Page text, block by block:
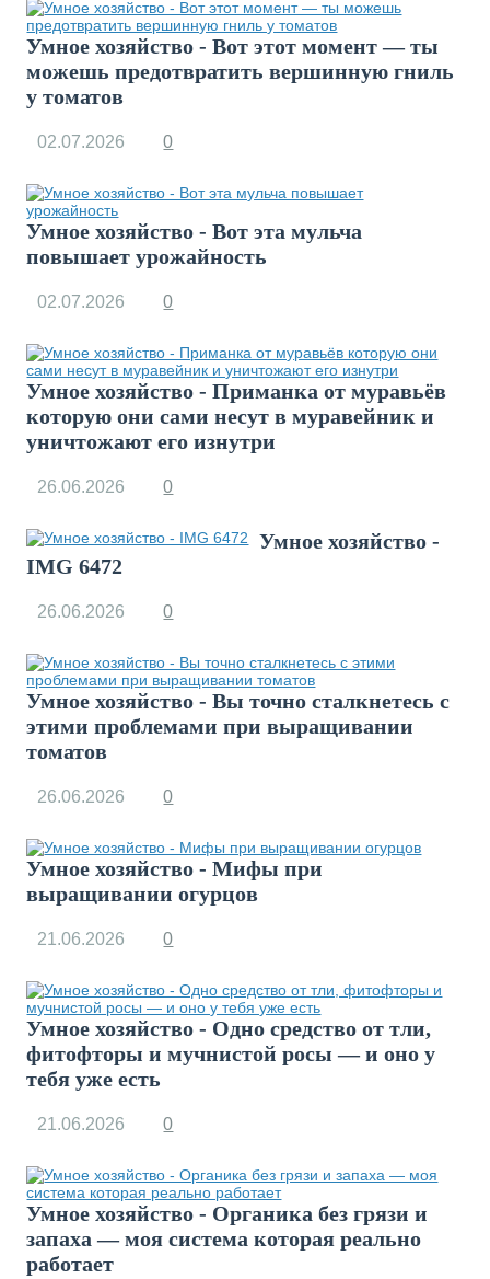
Умное хозяйство - Вот этот момент — ты
можешь предотвратить вершинную гниль
у томатов
02.07.2026 0
Умное хозяйство - Вот эта мульча
повышает урожайность
02.07.2026 0
Умное хозяйство - Приманка от муравьёв
которую они сами несут в муравейник и
уничтожают его изнутри
26.06.2026 0
Умное хозяйство -
IMG 6472
26.06.2026 0
Умное хозяйство - Вы точно сталкнетесь с
этими проблемами при выращивании
томатов
26.06.2026 0
Умное хозяйство - Мифы при
выращивании огурцов
21.06.2026 0
Умное хозяйство - Одно средство от тли,
фитофторы и мучнистой росы — и оно у
тебя уже есть
21.06.2026 0
Умное хозяйство - Органика без грязи и
запаха — моя система которая реально
работает